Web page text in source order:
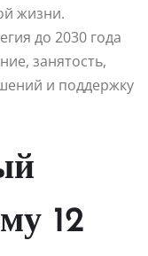
жизни.
до 2030 года
занятость,
и поддержку
12